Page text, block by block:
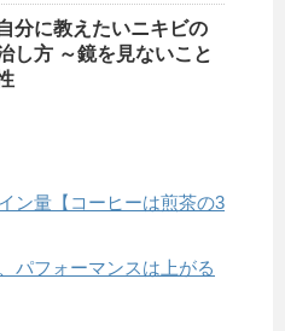
分に教えたいニキビの
し方 ～鏡を見ないこと
ン量【コーヒーは煎茶の3
パフォーマンスは上がる